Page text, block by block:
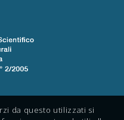
da questo utilizzati si